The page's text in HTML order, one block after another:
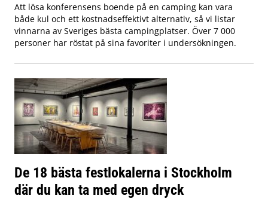
Att lösa konferensens boende på en camping kan vara
både kul och ett kostnadseffektivt alternativ, så vi listar
vinnarna av Sveriges bästa campingplatser. Över 7 000
personer har röstat på sina favoriter i undersökningen.
De 18 bästa festlokalerna i Stockholm
där du kan ta med egen dryck